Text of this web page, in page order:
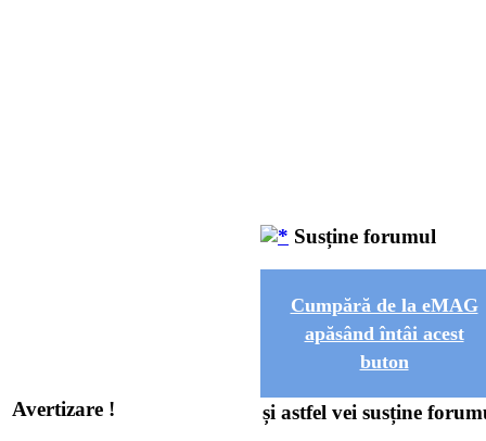
Avertizare !
Susține forumul
Cumpără de la eMAG
apăsând întâi acest
buton
și astfel vei susține